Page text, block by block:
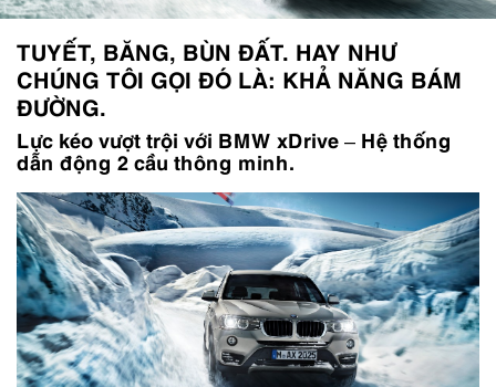
TUYẾT, BĂNG, BÙN ĐẤT. HAY NHƯ
CHÚNG TÔI GỌI ĐÓ LÀ: KHẢ NĂNG BÁM
ĐƯỜNG.
Lực kéo vượt trội với BMW xDrive – Hệ thống
dẫn động 2 cầu thông minh.